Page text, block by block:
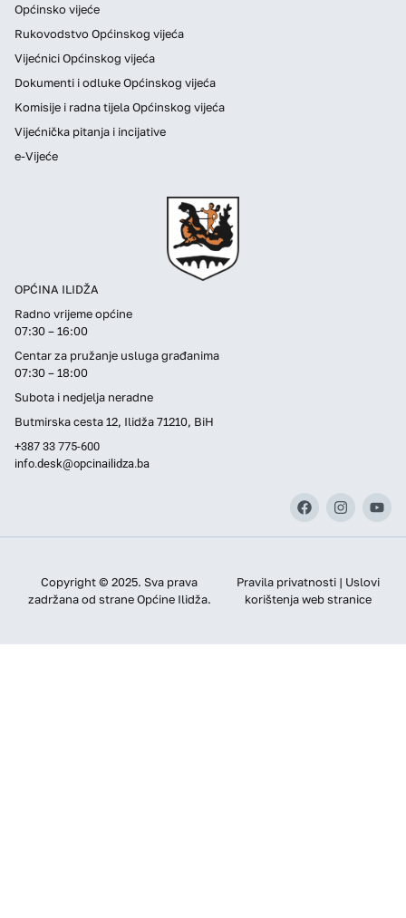
OPĆINA ILIDŽA
Radno vrijeme općine
07:30 – 16:00
Centar za pružanje usluga građanima
07:30 – 18:00
Subota i nedjelja neradne
Butmirska cesta 12, Ilidža 71210, BiH
+387 33 775-600
info.desk@opcinailidza.ba
Općinsko vijeće
Rukovodstvo Općinskog vijeća
Vijećnici Općinskog vijeća
Dokumenti i odluke Općinskog vijeća
Komisije i radna tijela Općinskog vijeća
Vijećnička pitanja i incijative
e-Vijeće
Copyright © 2025. Sva prava
zadržana od strane Općine Ilidža.
Pravila privatnosti | Uslovi
korištenja web stranice